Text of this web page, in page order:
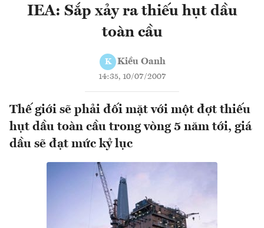
IEA: Sắp xảy ra thiếu hụt dầu
toàn cầu
K Kiều Oanh
14:35, 10/07/2007
Thế giới sẽ phải đối mặt với một đợt thiếu
hụt dầu toàn cầu trong vòng 5 năm tới, giá
dầu sẽ đạt mức kỷ lục